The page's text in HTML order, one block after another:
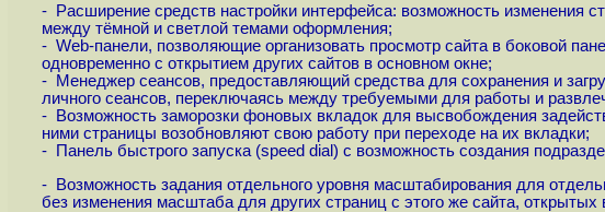
- Расширение средств настройки интерфейса: возможность изменения
между тёмной и светлой темами оформления;
- Web-панели, позволяющие организовать просмотр сайта в боковой
одновременно с открытием других сайтов в основном окне;
- Менеджер сеансов, предоставляющий средства для сохранения и
личного сеансов, переключаясь между требуемыми для работы и
- Возможность заморозки фоновых вкладок для высвобождения
ними страницы возобновляют свою работу при переходе на их вкладки;
- Панель быстрого запуска (speed dial) с возможность создания
- Возможность задания отдельного уровня масштабирования для
без изменения масштаба для других страниц с этого же сайта, открытых